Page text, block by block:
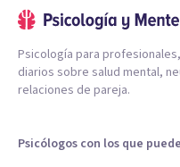
Psicología para
diarios sobre salud mental,
relaciones de pareja.
Psicólogos con los que